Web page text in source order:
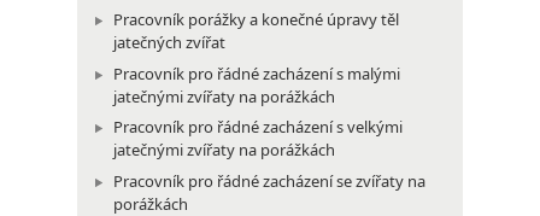
Pracovník porážky a konečné úpravy těl
jatečných zvířat
Pracovník pro řádné zacházení s malými
jatečnými zvířaty na porážkách
Pracovník pro řádné zacházení s velkými
jatečnými zvířaty na porážkách
Pracovník pro řádné zacházení se zvířaty na
porážkách